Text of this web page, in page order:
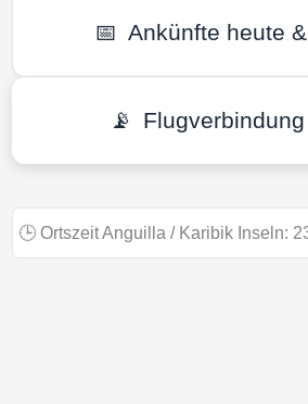
📅 Ankünfte heute
📡
🕒 Ortszeit Anguilla / Karibik Inseln: